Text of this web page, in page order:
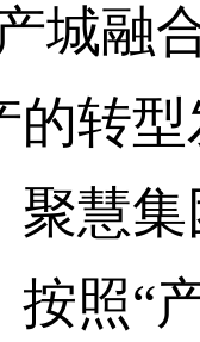
城融
的转
集
照“